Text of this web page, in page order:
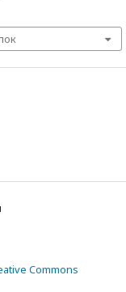
Commons